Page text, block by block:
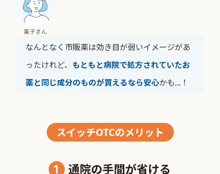
薬子さん
なんとなく市販薬は効き目が弱いイメージがあ
ったけれど、 もともと病院で処方されていたお
薬と同じ成分のものが買えるなら安心かも...！
スイッチOTCのメリット